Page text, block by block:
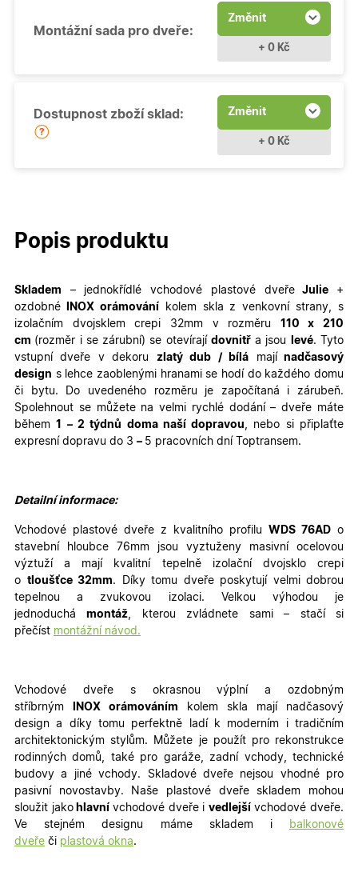
Montážní sada pro dveře:
Změnit
+ 0 Kč
Dostupnost zboží sklad: Změnit
+ 0 Kč
Popis produktu
Skladem – jednokřídlévchodové plastové dveřeJulie +
ozdobné INOX orámování kolem skla z venkovní strany, s
izolačním dvojsklem crepi 32mm v rozměru 110 x 210
cm (rozměr i se zárubní) se otevírají dovnitřa jsou levé. Tyto
vstupní dveře v dekoru zlatý dub / bílá majínadčasový
design s lehce zaoblenými hranami se hodí do každého domu
či bytu. Do uvedeného rozměru je započítaná i zárubeň.
Spolehnout se můžete na velmi rychlé dodání – dveře máte
během1 – 2 týdnů doma naší dopravou, nebo si připlaťte
expresní dopravu do 3 – 5 pracovních dní Toptransem.
Detailní informace:
Vchodové plastové dveře z kvalitního profilu WDS 76AD o
stavební hloubce 76mm jsou vyztuženy masivní ocelovou
výztuží a mají kvalitní tepelně izolační dvojsklo crepi
o tloušťce 32mm. Díky tomu dveře poskytují velmi dobrou
tepelnou a zvukovou izolaci. Velkou výhodou je
jednoduchámontáž, kterou zvládnete sami – stačí si
přečíst montážní návod.
Vchodové dveře s okrasnou výplní a ozdobným
stříbrným
INOX orámováním kolem skla mají nadčasový
design a díky tomu perfektně ladí k moderním i tradičním
architektonickým stylům. Můžete je použít pro rekonstrukce
rodinných domů, také pro garáže, zadní vchody, technické
budovy a jiné vchody. Skladové dveře nejsou vhodné pro
pasivní novostavby. Naše plastové dveře skladem mohou
sloužit jakohlavní vchodové dveře i vedlejší vchodové dveře.
Ve stejném designu máme skladem i
balkonové
dveře či plastová okna.